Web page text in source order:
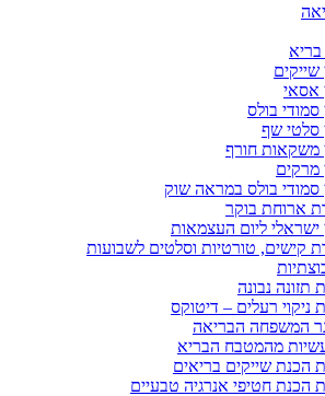
בריא
שייקים
אסאי
סמודי בולס
סלטי שף
משקאות חורף
מרקים
סמודי בולס במראה שוק
ארוחת בוקר
ישראלי ליום העצמאות
קישים, טורטיות וסלטים לשבועות
תזונה נבונה
ניקוי רעלים – דיטוקס
המשפחה הבריאה
מהמטבח הבריא
הכנת שייקים בריאים
הכנת חטיפי אנרגיה טבעיים